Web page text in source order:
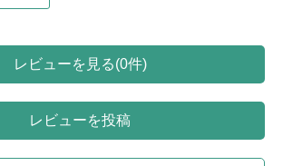
レビューを見る(0件)
レビューを投稿